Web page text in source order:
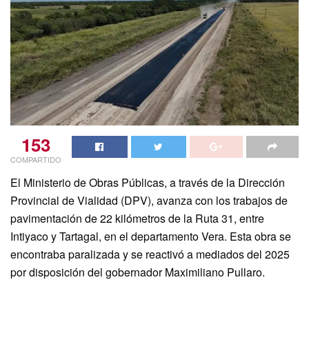
153
COMPARTIDO
El Ministerio de Obras Públicas, a través de la Dirección
Provincial de Vialidad (DPV), avanza con los trabajos de
pavimentación de 22 kilómetros de la Ruta 31, entre
Intiyaco y Tartagal, en el departamento Vera. Esta obra se
encontraba paralizada y se reactivó a mediados del 2025
por disposición del gobernador Maximiliano Pullaro.